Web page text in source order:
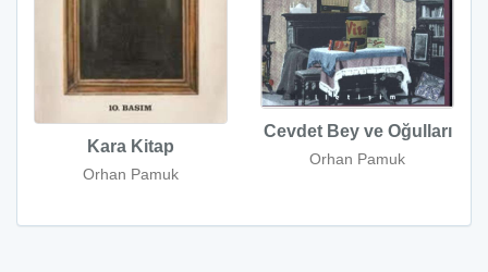
Kara Kitap
Orhan Pamuk
Cevdet Bey ve Oğulları
Orhan Pamuk